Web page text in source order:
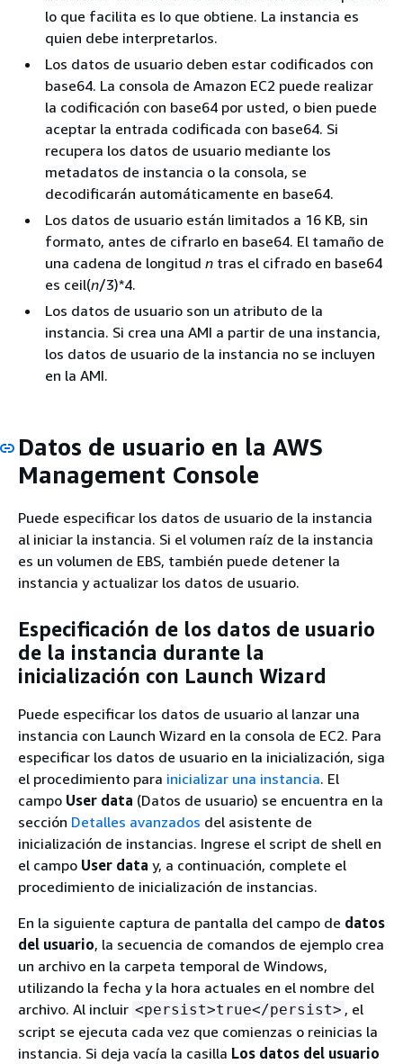
lo que facilita es lo que obtiene. La instancia es
quien debe interpretarlos.
Los datos de usuario deben estar codificados con
base64. La consola de Amazon EC2 puede realizar
la codificación con base64 por usted, o bien puede
aceptar la entrada codificada con base64. Si
recupera los datos de usuario mediante los
metadatos de instancia o la consola, se
decodificarán automáticamente en base64.
Los datos de usuario están limitados a 16 KB, sin
formato, antes de cifrarlo en base64. El tamaño de
una cadena de longitud n tras el cifrado en base64
es ceil(n/3)*4.
Los datos de usuario son un atributo de la
instancia. Si crea una AMI a partir de una instancia,
los datos de usuario de la instancia no se incluyen
en la AMI.
Datos de usuario en la AWS
Management Console
Puede especificar los datos de usuario de la instancia
al iniciar la instancia. Si el volumen raíz de la instancia
es un volumen de EBS, también puede detener la
instancia y actualizar los datos de usuario.
Especificación de los datos de usuario
de la instancia durante la
inicialización con Launch Wizard
Puede especificar los datos de usuario al lanzar una
instancia con Launch Wizard en la consola de EC2. Para
especificar los datos de usuario en la inicialización, siga
el procedimiento para inicializar una instancia. El
campo User data (Datos de usuario) se encuentra en la
sección Detalles avanzados del asistente de
inicialización de instancias. Ingrese el script de shell en
el campo User data y, a continuación, complete el
procedimiento de inicialización de instancias.
En la siguiente captura de pantalla del campo de datos
del usuario, la secuencia de comandos de ejemplo crea
un archivo en la carpeta temporal de Windows,
utilizando la fecha y la hora actuales en el nombre del
archivo. Al incluir <persist>true</persist> , el
script se ejecuta cada vez que comienzas o reinicias la
instancia. Si deja vacía la casilla Los datos del usuario